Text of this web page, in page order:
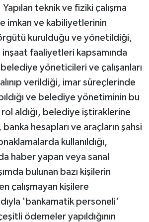
teknik ve fiziki çalışma
imkan ve kabiliyetlerinin
örgütü kurulduğu ve yönetildiği,
faaliyetleri kapsamında
yöneticileri ve çalışanları
verildiği, imar süreçlerinde
ve belediye yönetiminin bu
aldığı, belediye iştiraklerine
hesapları ve araçların şahsi
kullanıldığı,
haber yapan veya sanal
bulunan bazı kişilerin
çalışmayan kişilere
'bankamatik personeli'
ödemeler yapıldığının